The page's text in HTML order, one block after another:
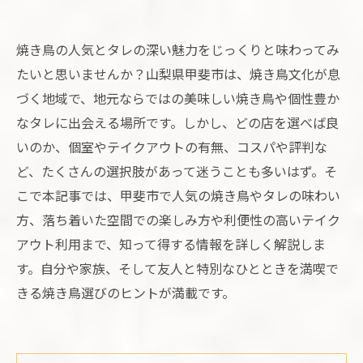
焼き鳥の人気とタレの深い魅力をじっくりと味わってみ
たいと思いませんか？山梨県甲斐市は、焼き鳥文化が息
づく地域で、地元ならではの美味しい焼き鳥や個性豊か
なタレに出会える場所です。しかし、どの店を選べば良
いのか、個室やテイクアウトの有無、コスパや評判な
ど、たくさんの選択肢があって迷うことも多いはず。そ
こで本記事では、甲斐市で人気の焼き鳥やタレの味わい
方、落ち着いた空間での楽しみ方や利便性の高いテイク
アウト利用まで、知って得する情報を詳しく解説しま
す。自分や家族、そして友人と特別なひとときを満喫で
きる焼き鳥選びのヒントが満載です。